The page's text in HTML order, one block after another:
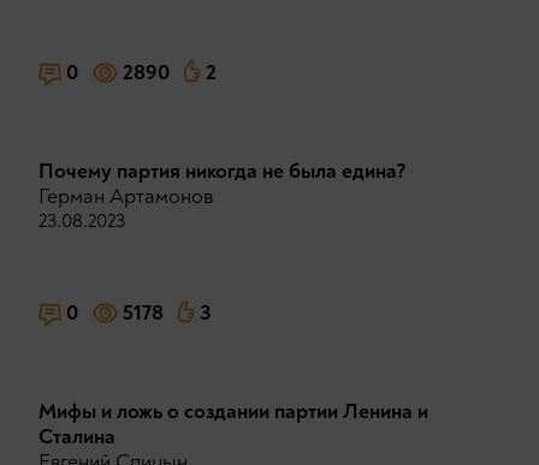
0 2890 2
Почему партия никогда не была едина?
Герман Артамонов
23.08.2023
0 5178 3
Мифы и ложь о создании партии Ленина и
Сталина